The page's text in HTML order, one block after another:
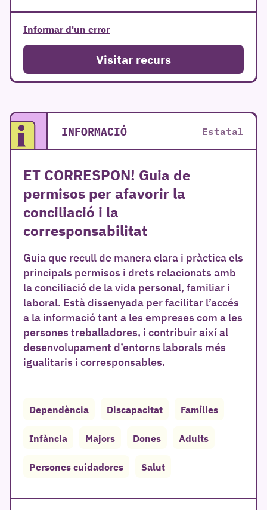
Informar d'un error
Visitar recurs
INFORMACIÓ Estatal
ET CORRESPON! Guia de
permisos per afavorir la
conciliació i la
corresponsabilitat
Guia que recull de manera clara i pràctica els
principals permisos i drets relacionats amb
la conciliació de la vida personal, familiar i
laboral. Està dissenyada per facilitar l’accés
a la informació tant a les empreses com a les
persones treballadores, i contribuir així al
desenvolupament d’entorns laborals més
igualitaris i corresponsables.
Dependència Discapacitat Famílies
Infància Majors Dones Adults
Persones cuidadores Salut